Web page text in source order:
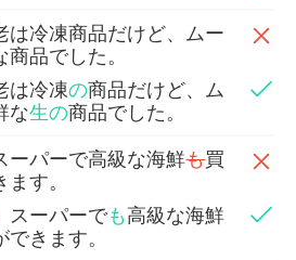
は冷凍商品だけど、ムー
品でした。
は冷凍の商品だけど、ム
な生の商品でした。
パーで高級な海鮮も買
す。
スーパーでも高級な海鮮
きます。